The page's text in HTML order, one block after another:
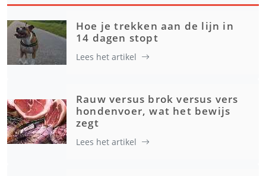
Hoe je trekken aan de lijn in
14 dagen stopt
Lees het artikel
Rauw versus brok versus vers
hondenvoer, wat het bewijs
zegt
Lees het artikel